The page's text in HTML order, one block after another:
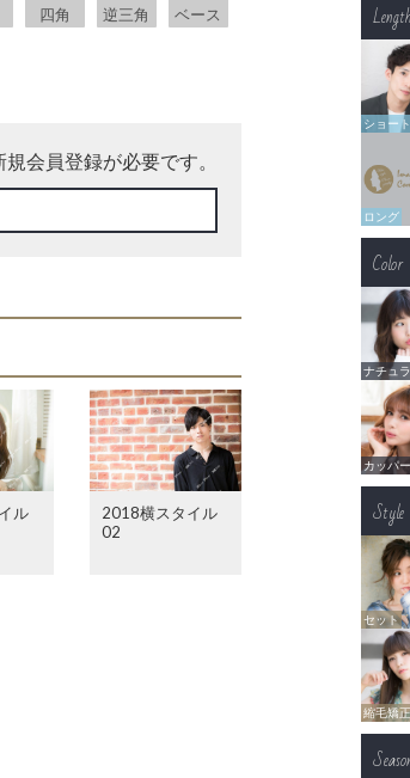
四角 逆三角 ベース
会員登録が必要です。
ル
2018横スタイル
02
ショート
ロング
Color
ナチュ
カッパー
Style
セット
縮毛矯正